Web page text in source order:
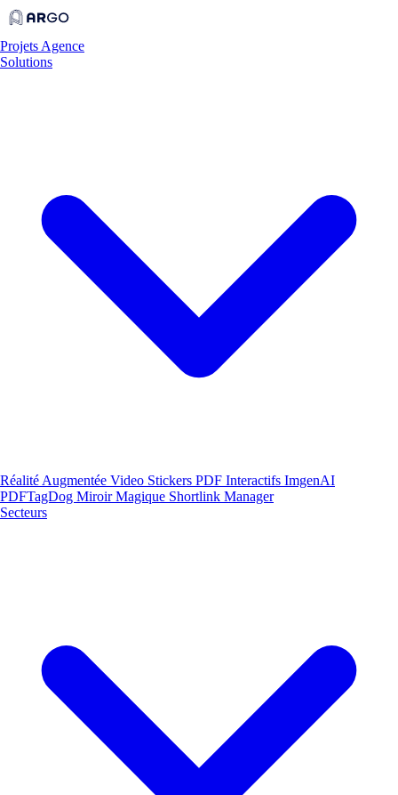
Projets Agence
Solutions
Réalité Augmentée Video Stickers PDF Interactifs ImgenAI
PDFTagDog Miroir Magique Shortlink Manager
Secteurs